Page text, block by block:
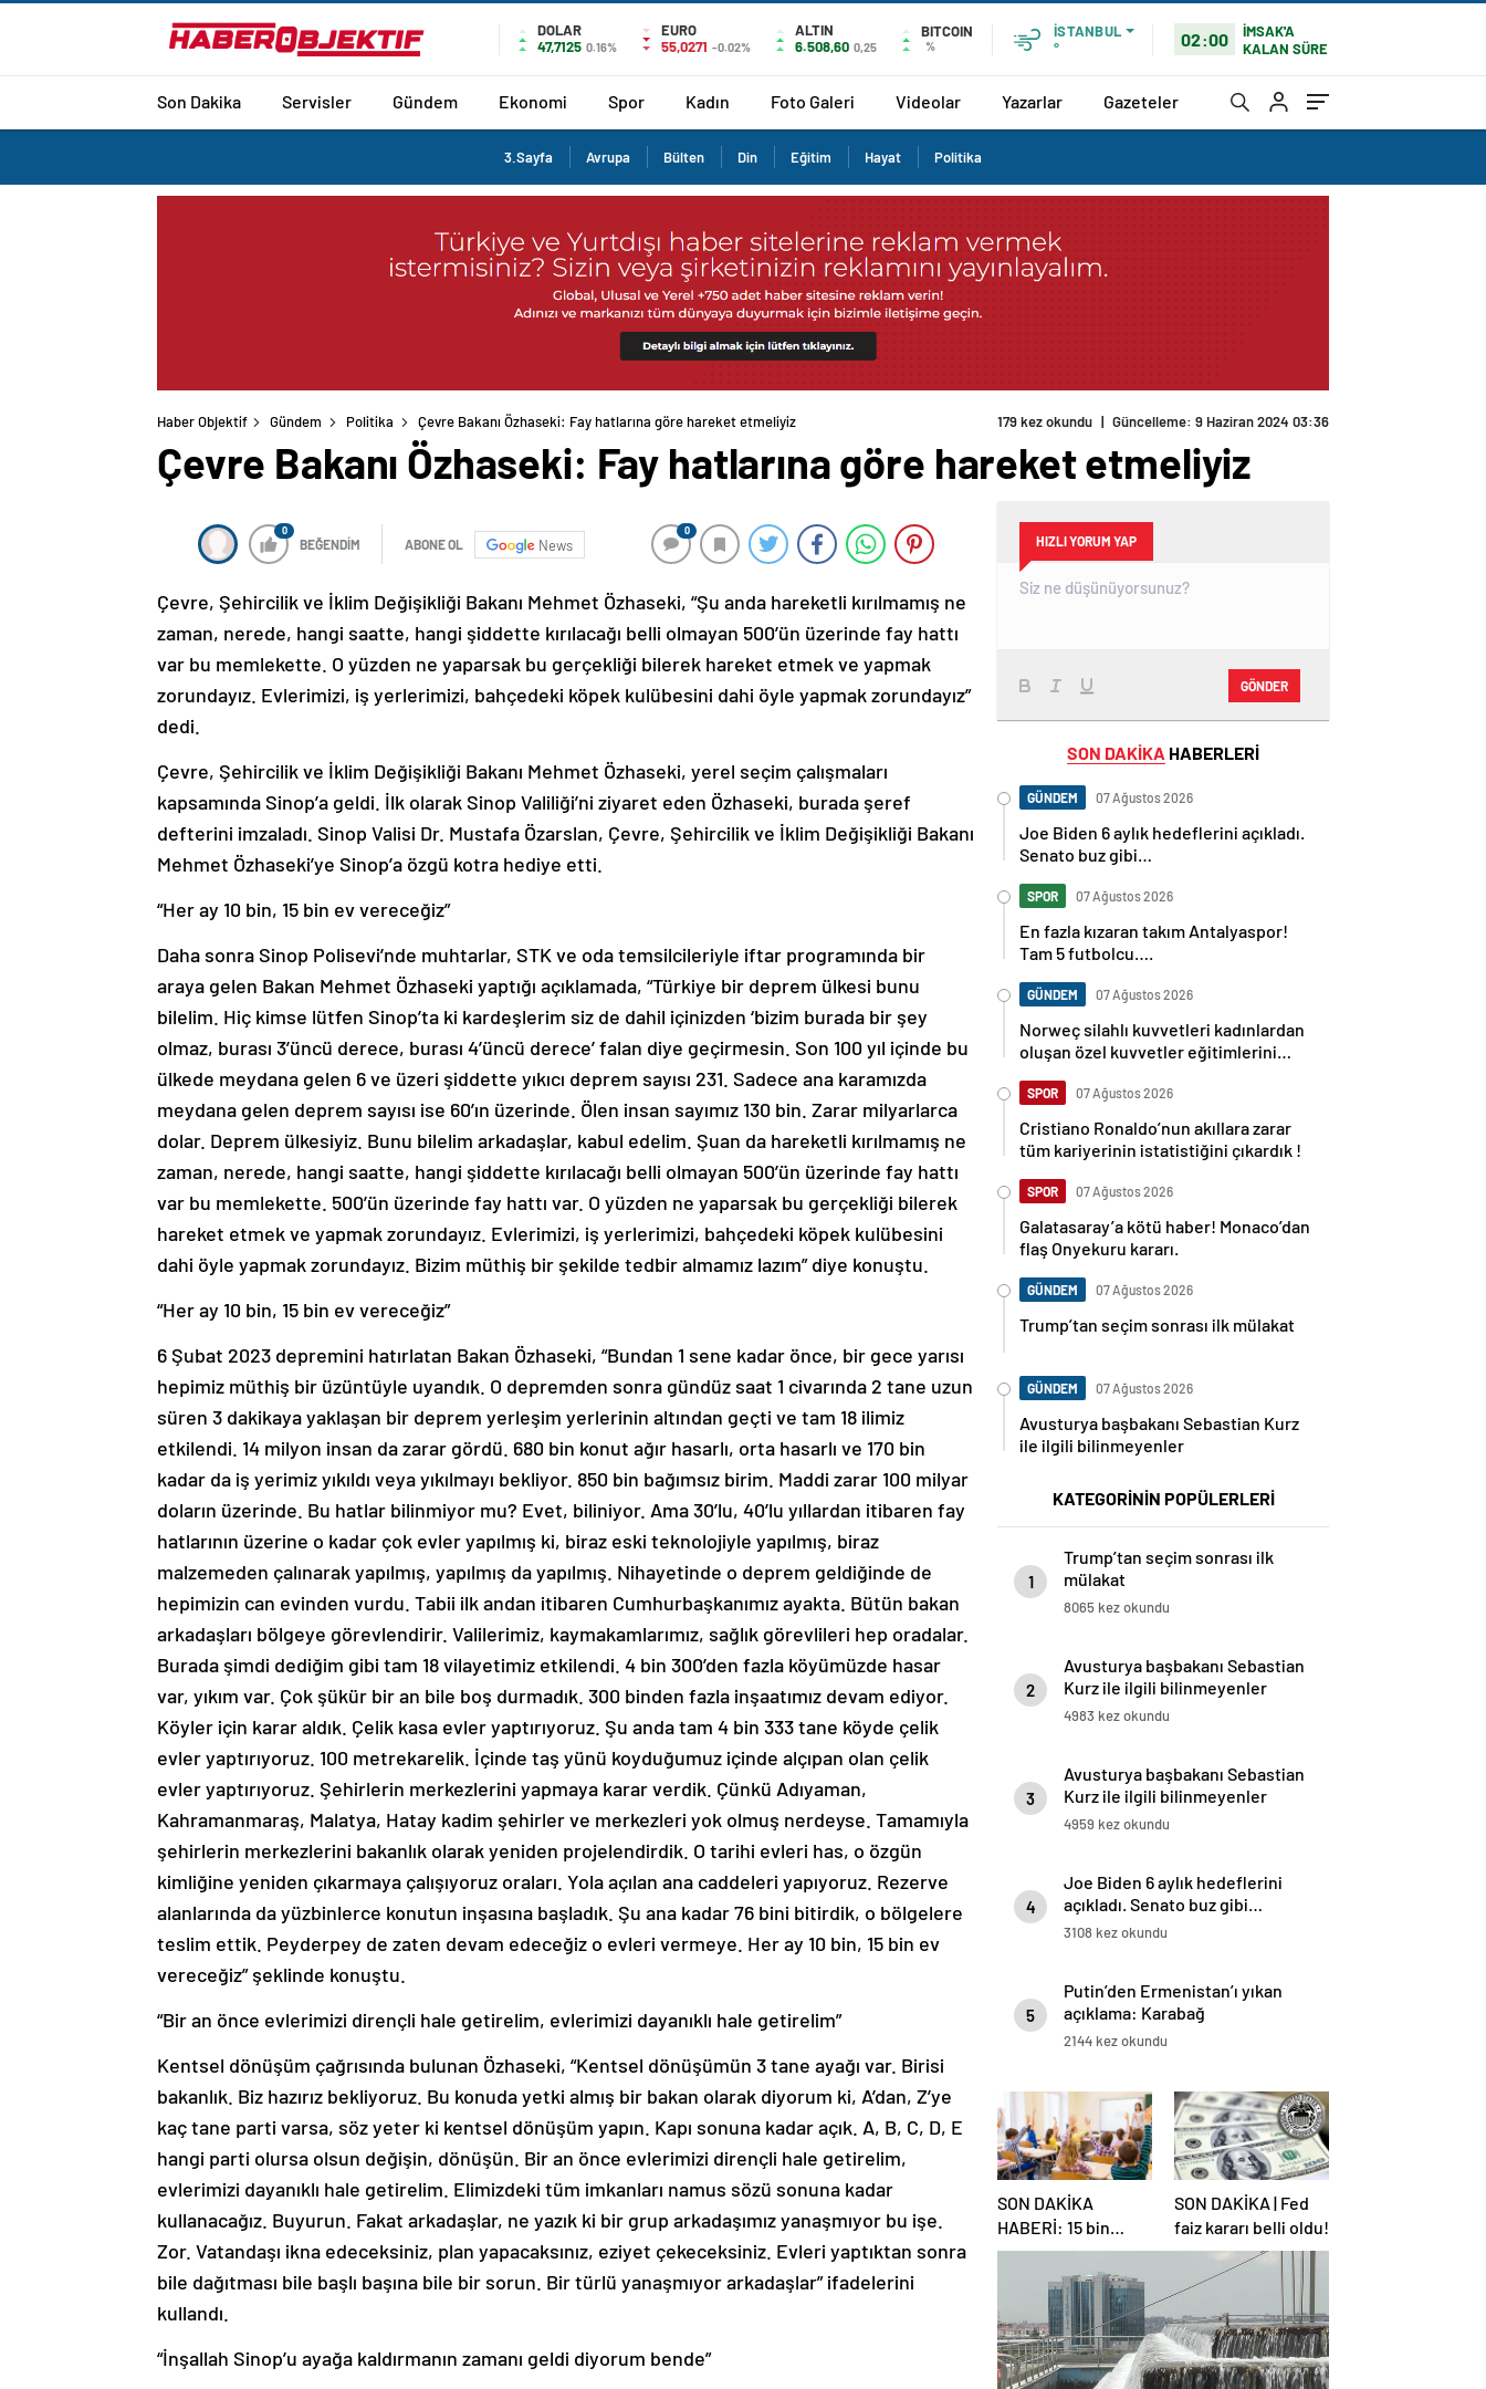
DOLAR
47,7125 0.16%
EURO
55,0271 -0.02%
ALTIN
6.508,60 0,25
BITCOIN
%
İSTANBUL
°
02:00
İMSAK'A
KALAN SÜRE
Son Dakika Servisler Gündem Ekonomi Spor Kadın Foto Galeri Videolar Yazarlar Gazeteler
3.Sayfa Avrupa Bülten Din Eğitim Hayat Politika
Haber Objektif Gündem Politika Çevre Bakanı Özhaseki: Fay hatlarına göre hareket etmeliyiz 179 kez okundu | Güncelleme: 9 Haziran 2024 03:36
Çevre Bakanı Özhaseki: Fay hatlarına göre hareket etmeliyiz
0
BEĞENDİM ABONE OL News
0
Çevre, Şehircilik ve İklim Değişikliği Bakanı Mehmet Özhaseki, “Şu anda hareketli kırılmamış ne
zaman, nerede, hangi saatte, hangi şiddette kırılacağı belli olmayan 500’ün üzerinde fay hattı
var bu memlekette. O yüzden ne yaparsak bu gerçekliği bilerek hareket etmek ve yapmak
zorundayız. Evlerimizi, iş yerlerimizi, bahçedeki köpek kulübesini dahi öyle yapmak zorundayız”
dedi.
Çevre, Şehircilik ve İklim Değişikliği Bakanı Mehmet Özhaseki, yerel seçim çalışmaları
kapsamında Sinop’a geldi. İlk olarak Sinop Valiliği’ni ziyaret eden Özhaseki, burada şeref
defterini imzaladı. Sinop Valisi Dr. Mustafa Özarslan, Çevre, Şehircilik ve İklim Değişikliği Bakanı
Mehmet Özhaseki’ye Sinop’a özgü kotra hediye etti.
“Her ay 10 bin, 15 bin ev vereceğiz”
Daha sonra Sinop Polisevi’nde muhtarlar, STK ve oda temsilcileriyle iftar programında bir
araya gelen Bakan Mehmet Özhaseki yaptığı açıklamada, “Türkiye bir deprem ülkesi bunu
bilelim. Hiç kimse lütfen Sinop’ta ki kardeşlerim siz de dahil içinizden ‘bizim burada bir şey
olmaz, burası 3’üncü derece, burası 4’üncü derece’ falan diye geçirmesin. Son 100 yıl içinde bu
ülkede meydana gelen 6 ve üzeri şiddette yıkıcı deprem sayısı 231. Sadece ana karamızda
meydana gelen deprem sayısı ise 60’ın üzerinde. Ölen insan sayımız 130 bin. Zarar milyarlarca
dolar. Deprem ülkesiyiz. Bunu bilelim arkadaşlar, kabul edelim. Şuan da hareketli kırılmamış ne
zaman, nerede, hangi saatte, hangi şiddette kırılacağı belli olmayan 500’ün üzerinde fay hattı
var bu memlekette. 500’ün üzerinde fay hattı var. O yüzden ne yaparsak bu gerçekliği bilerek
hareket etmek ve yapmak zorundayız. Evlerimizi, iş yerlerimizi, bahçedeki köpek kulübesini
dahi öyle yapmak zorundayız. Bizim müthiş bir şekilde tedbir almamız lazım” diye konuştu.
“Her ay 10 bin, 15 bin ev vereceğiz”
6 Şubat 2023 depremini hatırlatan Bakan Özhaseki, “Bundan 1 sene kadar önce, bir gece yarısı
hepimiz müthiş bir üzüntüyle uyandık. O depremden sonra gündüz saat 1 civarında 2 tane uzun
süren 3 dakikaya yaklaşan bir deprem yerleşim yerlerinin altından geçti ve tam 18 ilimiz
etkilendi. 14 milyon insan da zarar gördü. 680 bin konut ağır hasarlı, orta hasarlı ve 170 bin
kadar da iş yerimiz yıkıldı veya yıkılmayı bekliyor. 850 bin bağımsız birim. Maddi zarar 100 milyar
doların üzerinde. Bu hatlar bilinmiyor mu? Evet, biliniyor. Ama 30’lu, 40’lu yıllardan itibaren fay
hatlarının üzerine o kadar çok evler yapılmış ki, biraz eski teknolojiyle yapılmış, biraz
malzemeden çalınarak yapılmış, yapılmış da yapılmış. Nihayetinde o deprem geldiğinde de
hepimizin can evinden vurdu. Tabii ilk andan itibaren Cumhurbaşkanımız ayakta. Bütün bakan
arkadaşları bölgeye görevlendirir. Valilerimiz, kaymakamlarımız, sağlık görevlileri hep oradalar.
Burada şimdi dediğim gibi tam 18 vilayetimiz etkilendi. 4 bin 300’den fazla köyümüzde hasar
var, yıkım var. Çok şükür bir an bile boş durmadık. 300 binden fazla inşaatımız devam ediyor.
Köyler için karar aldık. Çelik kasa evler yaptırıyoruz. Şu anda tam 4 bin 333 tane köyde çelik
evler yaptırıyoruz. 100 metrekarelik. İçinde taş yünü koyduğumuz içinde alçıpan olan çelik
evler yaptırıyoruz. Şehirlerin merkezlerini yapmaya karar verdik. Çünkü Adıyaman,
Kahramanmaraş, Malatya, Hatay kadim şehirler ve merkezleri yok olmuş nerdeyse. Tamamıyla
şehirlerin merkezlerini bakanlık olarak yeniden projelendirdik. O tarihi evleri has, o özgün
kimliğine yeniden çıkarmaya çalışıyoruz oraları. Yola açılan ana caddeleri yapıyoruz. Rezerve
alanlarında da yüzbinlerce konutun inşasına başladık. Şu ana kadar 76 bini bitirdik, o bölgelere
teslim ettik. Peyderpey de zaten devam edeceğiz o evleri vermeye. Her ay 10 bin, 15 bin ev
vereceğiz” şeklinde konuştu.
“Bir an önce evlerimizi dirençli hale getirelim, evlerimizi dayanıklı hale getirelim”
Kentsel dönüşüm çağrısında bulunan Özhaseki, “Kentsel dönüşümün 3 tane ayağı var. Birisi
bakanlık. Biz hazırız bekliyoruz. Bu konuda yetki almış bir bakan olarak diyorum ki, A’dan, Z’ye
kaç tane parti varsa, söz yeter ki kentsel dönüşüm yapın. Kapı sonuna kadar açık. A, B, C, D, E
hangi parti olursa olsun değişin, dönüşün. Bir an önce evlerimizi dirençli hale getirelim,
evlerimizi dayanıklı hale getirelim. Elimizdeki tüm imkanları namus sözü sonuna kadar
kullanacağız. Buyurun. Fakat arkadaşlar, ne yazık ki bir grup arkadaşımız yanaşmıyor bu işe.
Zor. Vatandaşı ikna edeceksiniz, plan yapacaksınız, eziyet çekeceksiniz. Evleri yaptıktan sonra
bile dağıtması bile başlı başına bile bir sorun. Bir türlü yanaşmıyor arkadaşlar” ifadelerini
kullandı.
“İnşallah Sinop’u ayağa kaldırmanın zamanı geldi diyorum bende”
HIZLI YORUM YAP
GÖNDER
SON DAKİKA HABERLERİ
GÜNDEM 07 Ağustos 2026
Joe Biden 6 aylık hedeflerini açıkladı.
Senato buz gibi…
SPOR 07 Ağustos 2026
En fazla kızaran takım Antalyaspor!
Tam 5 futbolcu….
GÜNDEM 07 Ağustos 2026
Norweç silahlı kuvvetleri kadınlardan
oluşan özel kuvvetler eğitimlerini
SPOR 07 Ağustos 2026
Cristiano Ronaldo’nun akıllara zarar
tüm kariyerinin istatistiğini çıkardık !
SPOR 07 Ağustos 2026
Galatasaray’a kötü haber! Monaco’dan
flaş Onyekuru kararı.
GÜNDEM 07 Ağustos 2026
Trump’tan seçim sonrası ilk mülakat
GÜNDEM 07 Ağustos 2026
Avusturya başbakanı Sebastian Kurz
ile ilgili bilinmeyenler
KATEGORİNİN POPÜLERLERİ
1
Trump’tan seçim sonrası ilk
mülakat
8065 kez okundu
2
Avusturya başbakanı Sebastian
Kurz ile ilgili bilinmeyenler
4983 kez okundu
3
Avusturya başbakanı Sebastian
Kurz ile ilgili bilinmeyenler
4959 kez okundu
4
Joe Biden 6 aylık hedeflerini
açıkladı. Senato buz gibi…
3108 kez okundu
5
Putin’den Ermenistan’ı yıkan
açıklama: Karabağ
Azerbaycan’ın ayrılmaz bir
2144 kez okundu
SON DAKİKA
HABERİ: 15 bin
sözleşmeli
öğretmen
atamasında sözlü
sınava hak kazanan
adaylar açıklandı
SON DAKİKA | Fed
faiz kararı belli oldu!